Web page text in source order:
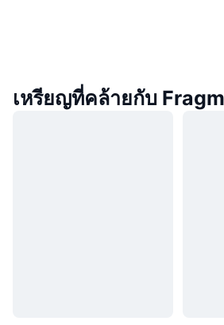
เหรียญที่คล้ายกับ